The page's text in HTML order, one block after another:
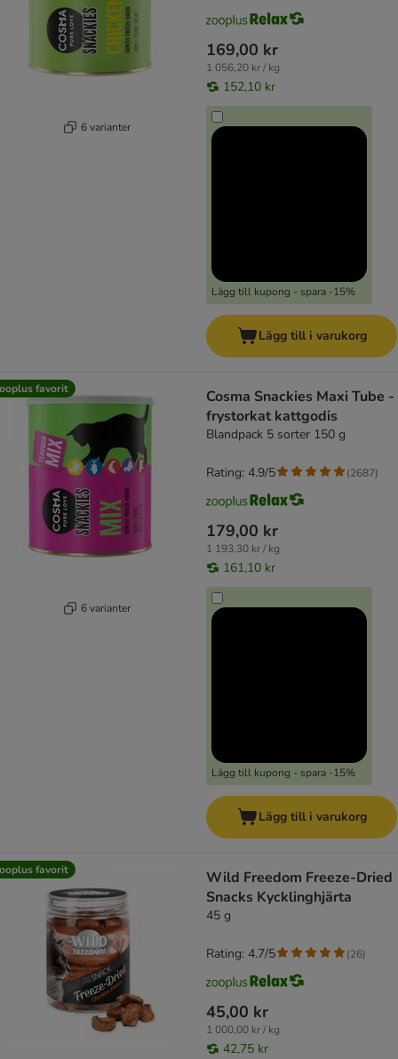
6 varianter
169,00 kr
1 056,20 kr / kg
152,10 kr
Lägg till kupong - spara -15%
Lägg till i varukorg
favorit
6 varianter
Cosma Snackies Maxi Tube -
frystorkat kattgodis
Blandpack 5 sorter 150 g
179,00 kr
1 193,30 kr / kg
161,10 kr
Lägg till kupong - spara -15%
Rating: 4.9/5 (2687)
Lägg till i varukorg
favorit
Wild Freedom Freeze-Dried
Snacks Kycklinghjärta
45 g
45,00 kr
1 000,00 kr / kg
42,75 kr
Rating: 4.7/5 (26)